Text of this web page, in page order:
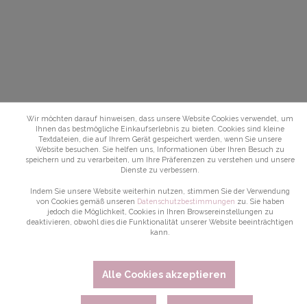
Wir möchten darauf hinweisen, dass unsere Website Cookies verwendet, um
Ihnen das bestmögliche Einkaufserlebnis zu bieten. Cookies sind kleine
Textdateien, die auf Ihrem Gerät gespeichert werden, wenn Sie unsere
Website besuchen. Sie helfen uns, Informationen über Ihren Besuch zu
speichern und zu verarbeiten, um Ihre Präferenzen zu verstehen und unsere
Dienste zu verbessern.
Indem Sie unsere Website weiterhin nutzen, stimmen Sie der Verwendung
von Cookies gemäß unseren Datenschutzbestimmungen zu. Sie haben
jedoch die Möglichkeit, Cookies in Ihren Browsereinstellungen zu
deaktivieren, obwohl dies die Funktionalität unserer Website beeinträchtigen
kann.
Alle Cookies akzeptieren